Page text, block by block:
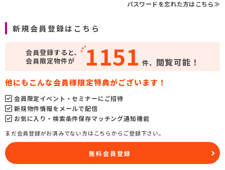
パスワードを忘れた方はこちら≫
新規会員登録はこちら
会員登録すると、
会員限定物件が
1151 件、 閲覧可能！
他にもこんな会員様限定特典がございます！
会員限定イベント・セミナーにご招待
新規物件情報をメールで配信
お気に入り・検索条件保存マッチング通知機能
まだ会員登録がお済みでない方はこちらからご登録下さい。
無料会員登録